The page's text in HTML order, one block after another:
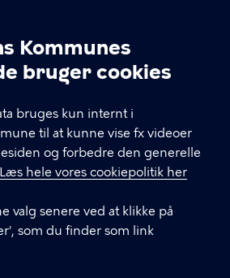
Kommunes
bruger cookies
bruges kun internt i
til at kunne vise fx videoer
og forbedre den generelle
Læs hele vores cookiepolitik her
valg senere ved at klikke på
som du finder som link
sekretariatet